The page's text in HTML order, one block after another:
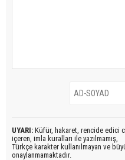
UYARI: Küfür, hakaret, rencide edici
içeren, imla kuralları ile yazılmamış,
Türkçe karakter kullanılmayan ve
onaylanmamaktadır.